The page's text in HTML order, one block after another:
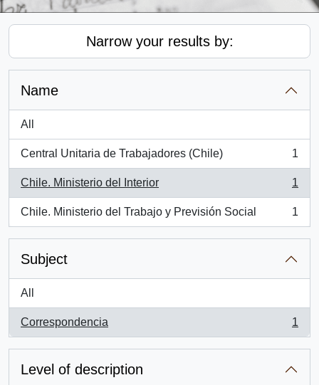
Narrow your results by:
Name
All
Central Unitaria de Trabajadores (Chile)
, 1 results
1
Chile. Ministerio del Interior
, 1 results
1
Chile. Ministerio del Trabajo y Previsión Social
, 1 results
1
Subject
All
Correspondencia
, 1 results
1
Level of description